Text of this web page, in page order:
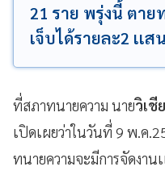
21 ราย พรุ่งนี้ ตา
เจ็บได้รายละ2 เเ
ที่สภาทนายความ นายวิเชี
เปิดเผยว่าในวันที่ 9 พ.ค
ทนายความจะมีการจัดงาน